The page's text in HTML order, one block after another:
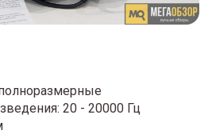
20 - 20000 Гц